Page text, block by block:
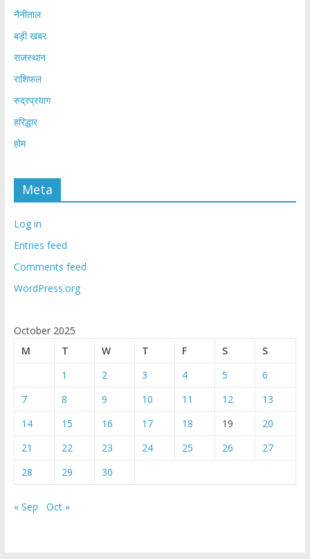
नैनीताल
बड़ी खबर
राजस्थान
राशिफल
रुद्रप्रयाग
हरिद्धार
होम
Meta
Log in
Entries feed
Comments feed
WordPress.org
October 2025
M
T W T F S
S
1
2 3 4 5
6
7
8 9 10 11 12
13
14
15 16 17 18 19
20
21
22 23 24 25 26
27
28
29 30
« Sep Oct »